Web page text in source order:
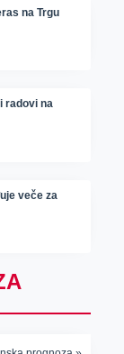
na Trgu
radovi na
veče za